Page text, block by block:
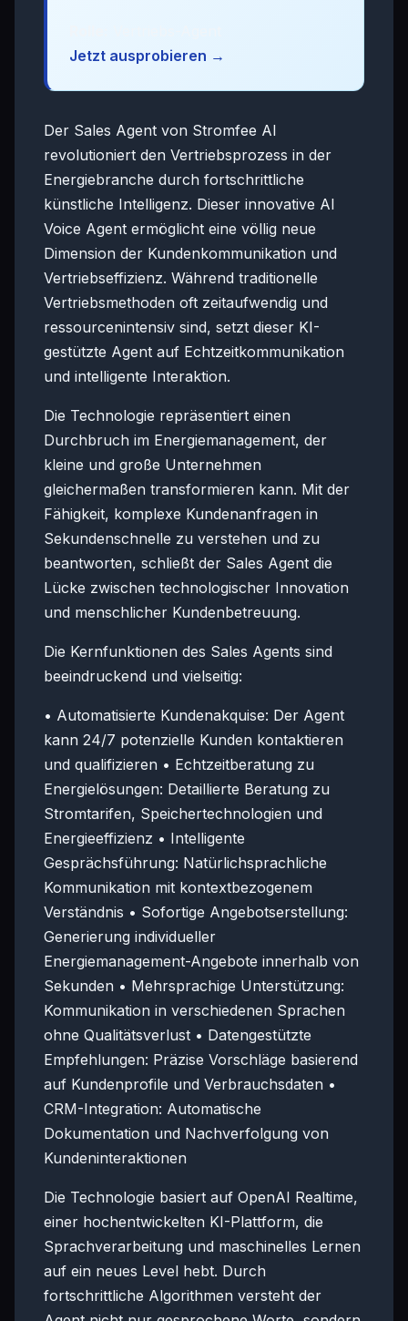
Jetzt ausprobieren →
Der Sales Agent von Stromfee AI
revolutioniert den Vertriebsprozess in der
Energiebranche durch fortschrittliche
künstliche Intelligenz. Dieser innovative AI
Voice Agent ermöglicht eine völlig neue
Dimension der Kundenkommunikation und
Vertriebseffizienz. Während traditionelle
Vertriebsmethoden oft zeitaufwendig und
ressourcenintensiv sind, setzt dieser KI-
gestützte Agent auf Echtzeitkommunikation
und intelligente Interaktion.
Die Technologie repräsentiert einen
Durchbruch im Energiemanagement, der
kleine und große Unternehmen
gleichermaßen transformieren kann. Mit der
Fähigkeit, komplexe Kundenanfragen in
Sekundenschnelle zu verstehen und zu
beantworten, schließt der Sales Agent die
Lücke zwischen technologischer Innovation
und menschlicher Kundenbetreuung.
Die Kernfunktionen des Sales Agents sind
beeindruckend und vielseitig:
• Automatisierte Kundenakquise: Der Agent
kann 24/7 potenzielle Kunden kontaktieren
und qualifizieren • Echtzeitberatung zu
Energielösungen: Detaillierte Beratung zu
Stromtarifen, Speichertechnologien und
Energieeffizienz • Intelligente
Gesprächsführung: Natürlichsprachliche
Kommunikation mit kontextbezogenem
Verständnis • Sofortige Angebotserstellung:
Generierung individueller
Energiemanagement-Angebote innerhalb von
Sekunden • Mehrsprachige Unterstützung:
Kommunikation in verschiedenen Sprachen
ohne Qualitätsverlust • Datengestützte
Empfehlungen: Präzise Vorschläge basierend
auf Kundenprofile und Verbrauchsdaten •
CRM-Integration: Automatische
Dokumentation und Nachverfolgung von
Kundeninteraktionen
Die Technologie basiert auf OpenAI Realtime,
einer hochentwickelten KI-Plattform, die
Sprachverarbeitung und maschinelles Lernen
auf ein neues Level hebt. Durch
fortschrittliche Algorithmen versteht der